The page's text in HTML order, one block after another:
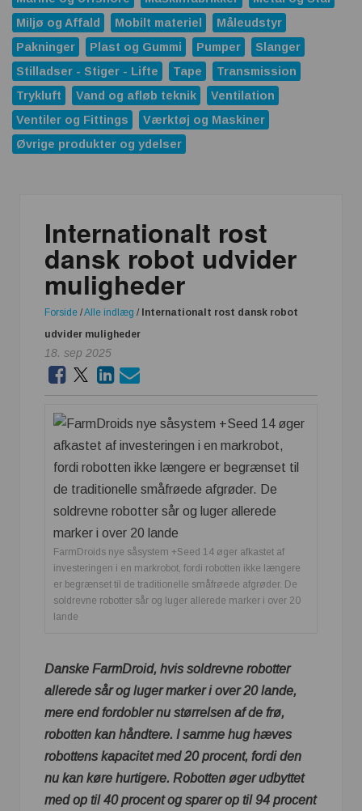
Miljø og Affald
Mobilt materiel
Måleudstyr
Pakninger
Plast og Gummi Pumper
Slanger
Stilladser - Stiger - Lifte
Tape
Transmission
Trykluft
Vand og afløb teknik
Ventilation
Ventiler og Fittings
Værktøj og Maskiner
Øvrige produkter og ydelser
Internationalt rost
dansk robot udvider
muligheder
Forside /Alle indlæg / Internationalt rost dansk robot
udvider muligheder
18. sep 2025
FarmDroids nye såsystem +Seed 14 øger afkastet af
investeringen i en markrobot, fordi robotten ikke længere
er begrænset til de traditionelle småfrøede afgrøder. De
soldrevne robotter sår og luger allerede marker i over 20
lande
Danske FarmDroid, hvis soldrevne robotter
allerede sår og luger marker i over 20 lande,
mere end fordobler nu størrelsen af de frø,
robotten kan håndtere. I samme hug hæves
robottens kapacitet med 20 procent, fordi den
nu kan køre hurtigere. Robotten øger udbyttet
med op til 40 procent og sparer op til 94 procent